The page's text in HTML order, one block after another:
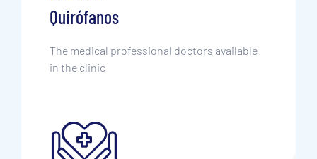
Quirófanos
The medical professional doctors available
in the clinic